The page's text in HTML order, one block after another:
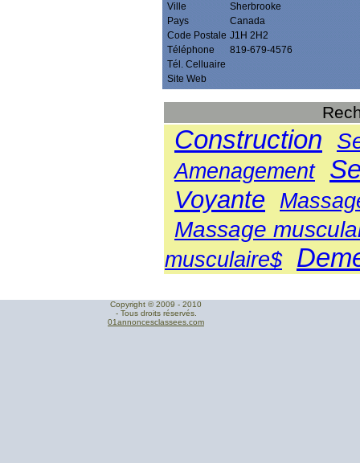
Ville
Sherbrooke
Pays
Canada
Code Postale J1H 2H2
Téléphone
819-679-4576
Tél. Celluaire
Site Web
Construction
Amenagement
Voyante
Massage
musculaire$
Copyright © 2009 - 2010
- Tous droits réservés.
01annoncesclassees.com